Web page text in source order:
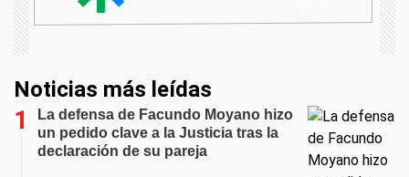
Noticias más leídas
La defensa de Facundo Moyano hizo
un pedido clave a la Justicia tras la
declaración de su pareja